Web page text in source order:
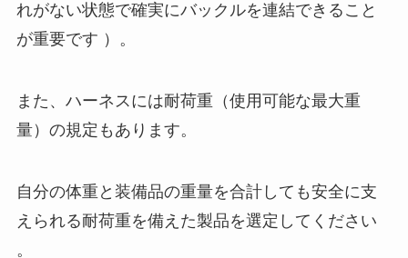
れがない状態で確実にバックルを連結できること
が重要です ）。
また、ハーネスには耐荷重（使用可能な最大重
量）の規定もあります。
自分の体重と装備品の重量を合計しても安全に支
えられる耐荷重を備えた製品を選定してください
。